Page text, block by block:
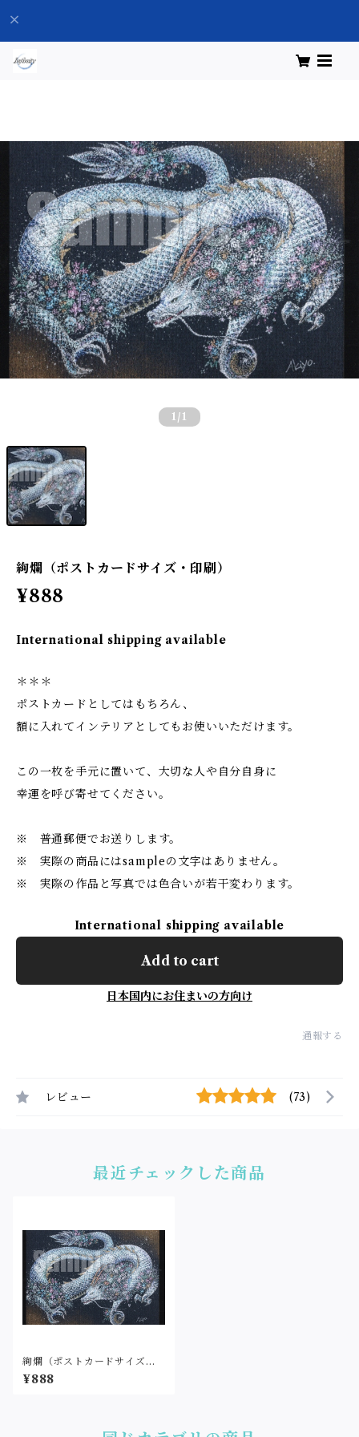
1 /1
絢爛（ポストカードサイズ・印刷）
¥888
International shipping available
＊＊＊
ポストカードとしてはもちろん、
額に入れてインテリアとしてもお使いいただけます。
この一枚を手元に置いて、大切な人や自分自身に
幸運を呼び寄せてください。
※ 普通郵便でお送りします。
※ 実際の商品にはsampleの文字はありません。
※ 実際の作品と写真では色合いが若干変わります。
International shipping available
Add to cart
日本国内にお住まいの方向け
通報する
レビュー (73)
最近チェックした商品
絢爛（ポストカードサイズ・
印刷）
¥888